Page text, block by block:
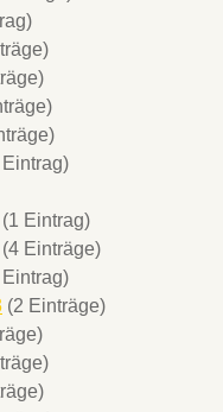
Eintrag)
(1 Eintrag)
(4 Einträge)
Eintrag)
(2 Einträge)